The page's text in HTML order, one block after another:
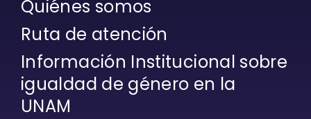
Quiénes somos
Ruta de atención
Información Institucional sobre
igualdad de género en la
UNAM